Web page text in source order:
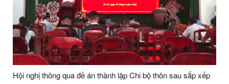
Hội nghị thông qua đề án thành lập Chi bộ thôn sau sắp xếp